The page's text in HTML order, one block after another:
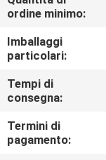
CONTROLLO
DI
QUALITÀ
CONTATTICI
ordine minimo:
Imballaggi
particolari:
Tempi di
consegna:
Termini di
pagamento: